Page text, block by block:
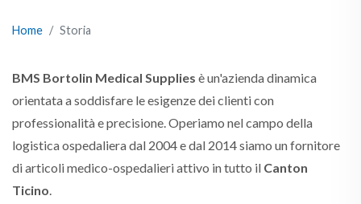
Home Storia
BMS Bortolin Medical Supplies è un'azienda dinamica
orientata a soddisfare le esigenze dei clienti con
professionalità e precisione. Operiamo nel campo della
logistica ospedaliera dal 2004 e dal 2014 siamo un fornitore
di articoli medico-ospedalieri attivo in tutto il Canton
Ticino.